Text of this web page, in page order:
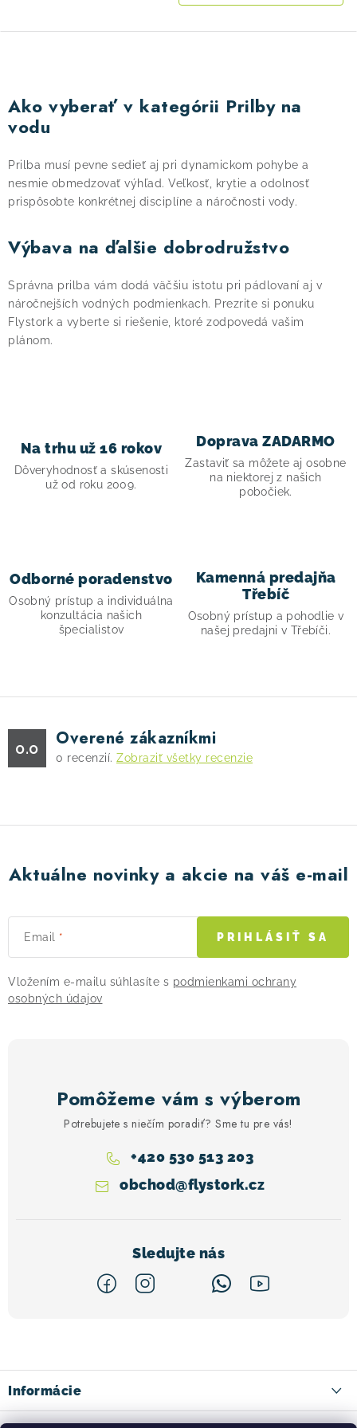
v
l
á
d
a
c
e
r
v
k
y
u
Ako vyberať v kategórii Prilby na
vodu
Prilba musí pevne sedieť aj pri dynamickom pohybe a
nesmie obmedzovať výhľad. Veľkosť, krytie a odolnosť
prispôsobte konkrétnej disciplíne a náročnosti vody.
Výbava na ďalšie dobrodružstvo
Správna prilba vám dodá väčšiu istotu pri pádlovaní aj v
náročnejších vodných podmienkach. Prezrite si ponuku
Flystork a vyberte si riešenie, ktoré zodpovedá vašim
plánom.
Na trhu už 16 rokov
Dôveryhodnosť a skúsenosti
už od roku 2009.
Doprava ZADARMO
Zastaviť sa môžete aj osobne
na niektorej z našich
pobočiek.
Odborné poradenstvo
Osobný prístup a individuálna
konzultácia našich
špecialistov
Kamenná predajňa
Třebíč
Osobný prístup a pohodlie v
našej predajni v Třebíči.
0.0 Overené zákazníkmi
0 recenzií. Zobraziť všetky recenzie
Aktuálne novinky a akcie na váš e-mail
Email
Vložením e-mailu súhlasíte s podmienkami ochrany
osobných údajov
PRIHLÁSIŤ SA
Pomôžeme vám s výberom
Potrebujete s niečím poradiť? Sme tu pre vás!
obchod@flystork.cz
+420 530 513 203
p
ä
t
Informácie
Kontakty